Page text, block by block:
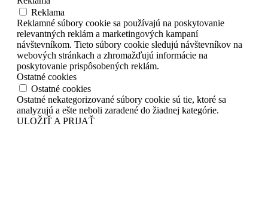
Reklama
Reklamné súbory cookie sa používajú na poskytovanie
relevantných reklám a marketingových kampaní
návštevníkom. Tieto súbory cookie sledujú návštevníkov na
webových stránkach a zhromažďujú informácie na
poskytovanie prispôsobených reklám.
Ostatné cookies
Ostatné cookies
Ostatné nekategorizované súbory cookie sú tie, ktoré sa
analyzujú a ešte neboli zaradené do žiadnej kategórie.
ULOŽIŤ A PRIJAŤ